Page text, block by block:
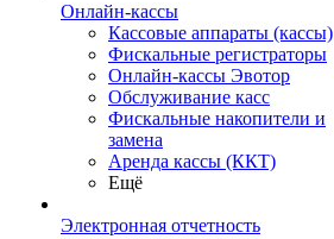
Онлайн-кассы
Кассовые аппараты (кассы)
Фискальные регистраторы
Онлайн-кассы Эвотор
Обслуживание касс
Фискальные накопители и
замена
Аренда кассы (ККТ)
Ещё
Электронная отчетность